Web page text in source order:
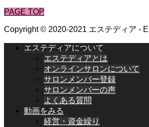
PAGE TOP
Copyright © 2020-2021 エステディア -
エステディアについて
エステディアとは
オンラインサロンについて
サロンメンバー登録
サロンメンバーの声
よくある質問
動画をみる
経営・資金繰り